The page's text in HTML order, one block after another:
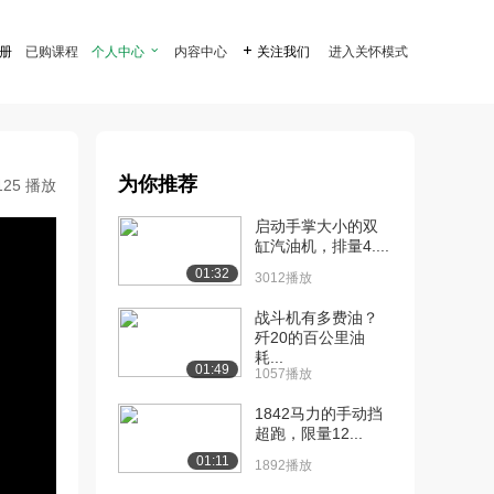
已购课程 个人中心  内容中心  关注我们 进入关怀模式
播放 为你推荐
01:32
启动手掌大小的双
缸汽油机，排量4....
3012播放
01:49
战斗机有多费油？
歼20的百公里油
耗...
1057播放
01:11
1842马力的手动挡
超跑，限量12...
1892播放